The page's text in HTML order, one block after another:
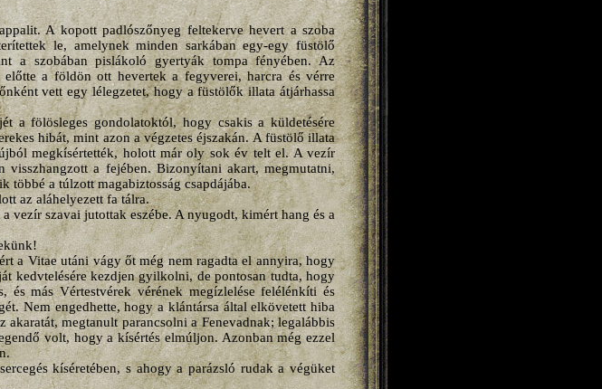
A kopott padlószőnyeg feltekerve hevert a szoba
le, amelynek minden sarkában egy-egy füstölő
a szobában pislákoló gyertyák tompa fényében. Az
a földön ott hevertek a fegyverei, harcra és vérre
vett egy lélegzetet, hogy a füstölők illata átjárhassa
a fölösleges gondolatoktól, hogy csakis a küldetésére
hibát, mint azon a végzetes éjszakán. A füstölő illata
megkísértették, holott már oly sok év telt el. A vezír
a fejében. Bizonyítani akart, megmutatni,
többé a túlzott magabiztosság csapdájába.
az aláhelyezett fa tálra.
vezír szavai jutottak eszébe. A nyugodt, kimért hang és a
a Vitae utáni vágy őt még nem ragadta el annyira, hogy
kedvtelésére kezdjen gyilkolni, de pontosan tudta, hogy
és más Vértestvérek vérének megízlelése felélénkíti és
Nem engedhette, hogy a klántársa által elkövetett hiba
megtanult parancsolni a Fenevadnak; legalábbis
volt, hogy a kísértés elmúljon. Azonban még ezzel
kíséretében, s ahogy a parázsló rudak a végüket